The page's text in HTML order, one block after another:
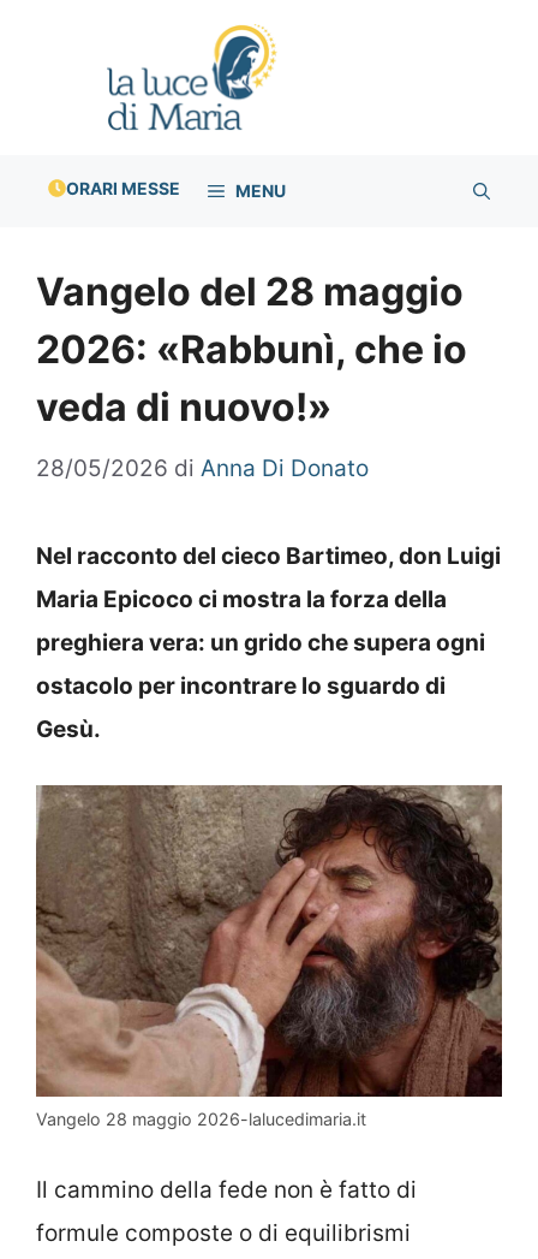
ORARI MESSE MENU
Vangelo del 28 maggio
2026: «Rabbunì, che io
veda di nuovo!»
28/05/2026 di Anna Di Donato
Nel racconto del cieco Bartimeo, don Luigi
Maria Epicoco ci mostra la forza della
preghiera vera: un grido che supera ogni
ostacolo per incontrare lo sguardo di
Gesù.
Vangelo 28 maggio 2026-lalucedimaria.it
Il cammino della fede non è fatto di
formule composte o di equilibrismi